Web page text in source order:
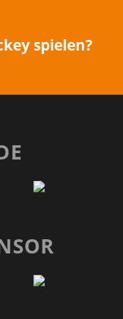
spielen?